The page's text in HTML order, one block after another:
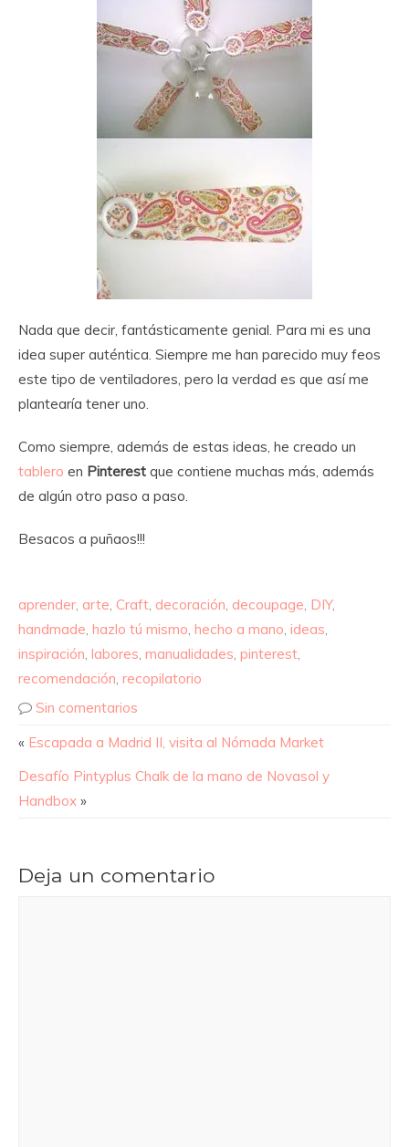
Nada que decir, fantásticamente genial. Para mi es una
idea super auténtica. Siempre me han parecido muy feos
este tipo de ventiladores, pero la verdad es que así me
plantearía tener uno.
Como siempre, además de estas ideas, he creado un
tablero en Pinterest que contiene muchas más, además
de algún otro paso a paso.
Besacos a puñaos!!!
aprender, arte, Craft, decoración, decoupage, DIY,
handmade, hazlo tú mismo, hecho a mano, ideas,
inspiración, labores, manualidades, pinterest,
recomendación, recopilatorio
Sin comentarios
« Escapada a Madrid II, visita al Nómada Market
Desafío Pintyplus Chalk de la mano de Novasol y
Handbox »
Deja un comentario